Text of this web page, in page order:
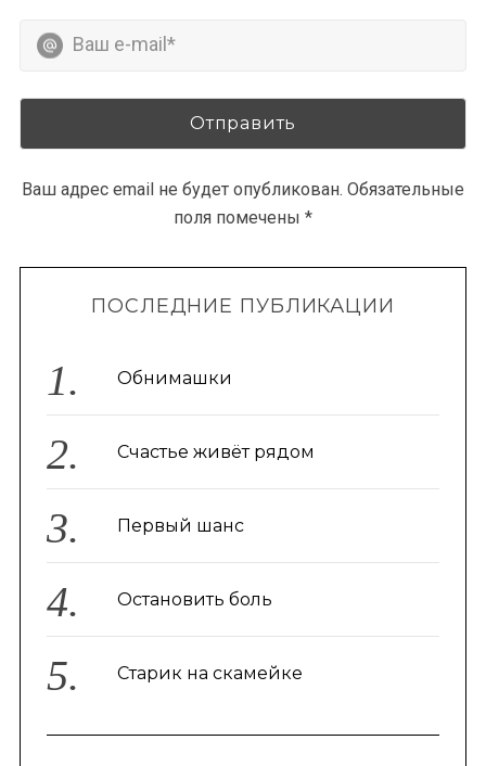
Ваш адрес email не будет опубликован. Обязательные
поля помечены *
ПОСЛЕДНИЕ ПУБЛИКАЦИИ
Обнимашки
Счастье живёт рядом
Первый шанс
Остановить боль
Старик на скамейке